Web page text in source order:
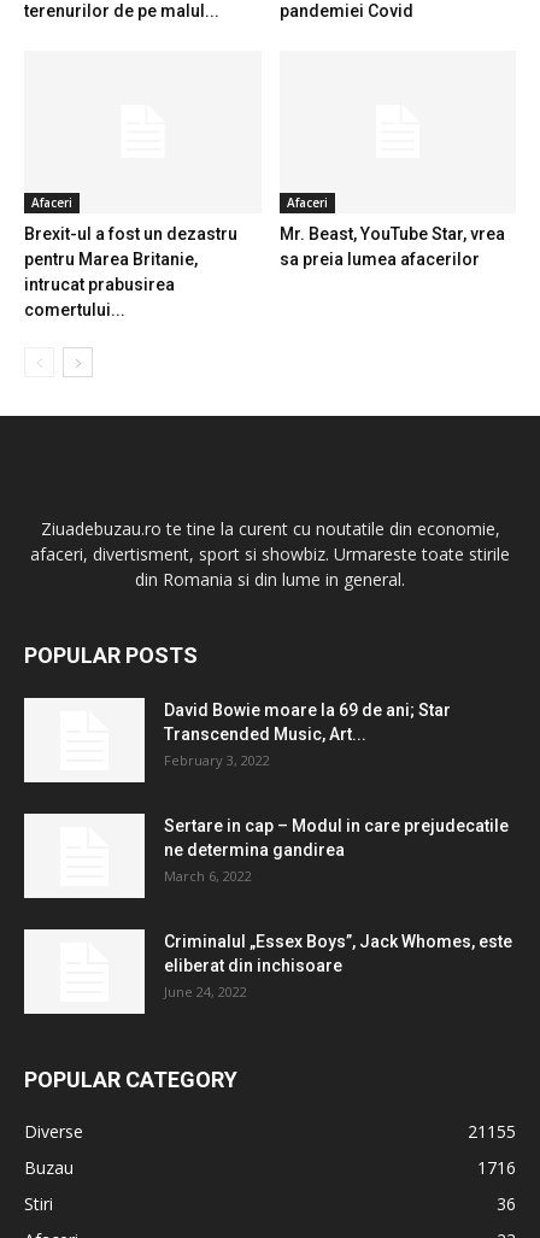
terenurilor de pe malul...
pandemiei Covid
Afaceri
Brexit-ul a fost un dezastru
pentru Marea Britanie,
intrucat prabusirea
comertului...
Afaceri
Mr. Beast, YouTube Star, vrea
sa preia lumea afacerilor
Ziuadebuzau.ro te tine la curent cu noutatile din economie,
afaceri, divertisment, sport si showbiz. Urmareste toate stirile
din Romania si din lume in general.
POPULAR POSTS
David Bowie moare la 69 de ani; Star
Transcended Music, Art...
February 3, 2022
Sertare in cap – Modul in care prejudecatile
ne determina gandirea
March 6, 2022
Criminalul „Essex Boys”, Jack Whomes, este
eliberat din inchisoare
June 24, 2022
POPULAR CATEGORY
Diverse
21155
Buzau
1716
Stiri
36